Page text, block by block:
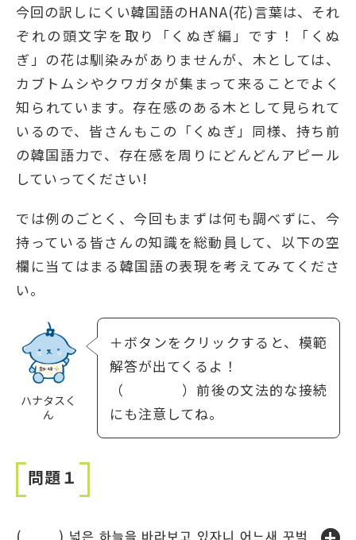
今回の訳しにくい韓国語のHANA(花)言葉は、それ
ぞれの頭文字を取り「くぬぎ編」です！「くぬ
ぎ」の花は馴染みがありませんが、木としては、
カブトムシやクワガタが集まって来ることでよく
知られています。存在感のある木として見られて
いるので、皆さんもこの「くぬぎ」同様、持ち前
の韓国語力で、存在感を周りにどんどんアピール
していってください!
では例のごとく、今回もまずは何も調べずに、今
持っている皆さんの知識を総動員して、以下の空
欄に当てはまる韓国語の表現を考えてみてくださ
い。
ハナタスく
ん
＋ボタンをクリックすると、模範
解答が出てくるよ！
（ ）前後の文法的な接続
にも注意してね。
問題１
( ) 넓은 하늘을 바라보고 있자니 어느새 꾸벅